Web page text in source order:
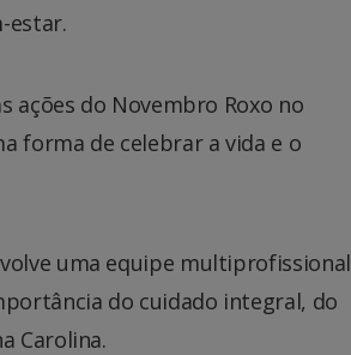
estar.
ações do Novembro Roxo no
forma de celebrar a vida e o
uma equipe multiprofissional
do cuidado integral, do
Carolina.